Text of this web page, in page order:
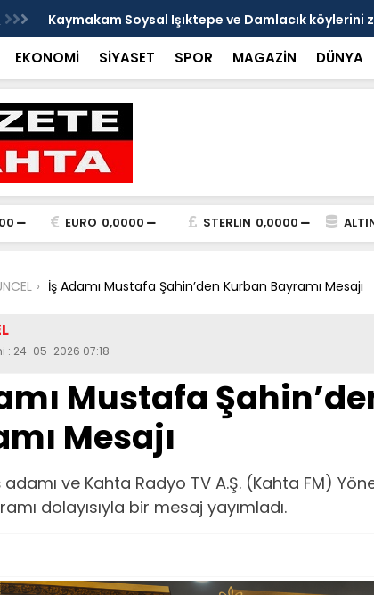
Kaymakam Soysal gençlerle bir araya geldi
EKONOMİ SİYASET SPOR MAGAZİN DÜNYA
EURO 0,0000 STERLIN 0,0000
İş Adamı Mustafa Şahin’den Kurban Bayramı Mesajı
: 24-05-2026 07:18
Mustafa
Mesajı
ve Kahta Radyo TV A.Ş. (Kahta FM)
dolayısıyla bir mesaj yayımladı.